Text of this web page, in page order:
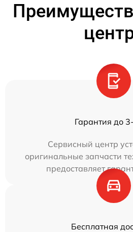
Гарантия до
Сервисный центр
оригинальные запчасти
предоставляет
Бесплатная